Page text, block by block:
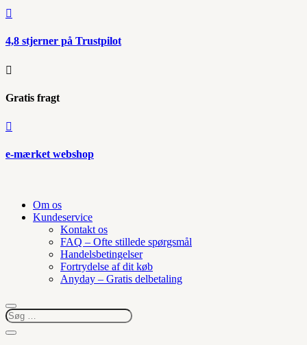

4,8 stjerner på Trustpilot

Gratis fragt

e-mærket webshop
Om os
Kundeservice
Kontakt os
FAQ – Ofte stillede spørgsmål
Handelsbetingelser
Fortrydelse af dit køb
Anyday – Gratis delbetaling